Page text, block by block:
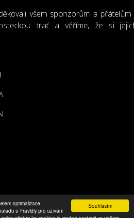
Souhlasím
optimalizace
s Pravidly pro užívání
všem sponzorům a
trať a věříme, že si
© FGR Factory 2016